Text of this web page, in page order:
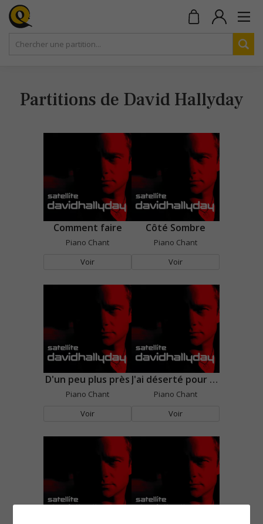
Partitions de David Hallyday
Comment faire
Piano Chant
Voir
Côté Sombre
Piano Chant
Voir
D'un peu plus près
Piano Chant
Voir
J'ai déserté pour un ange
Piano Chant
Voir